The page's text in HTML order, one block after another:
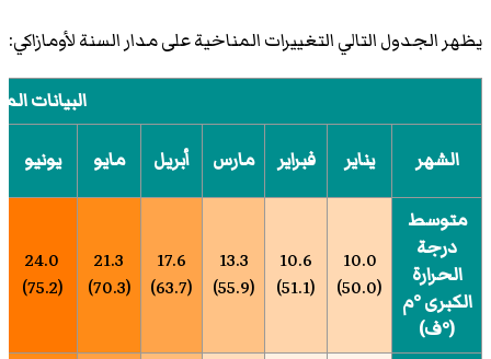
يظهر الجدول التالي التغييرات المناخية على مدار السنة لأومازاكي:
البيانات
الشهر يناير فبراير مارس أبريل مايو يونيو
متوسط
درجة
الحرارة
الكبرى °م
(°ف)
10.0
(50.0)
10.6
(51.1)
13.3
(55.9)
17.6
(63.7)
21.3
(70.3)
24.0
(75.2)